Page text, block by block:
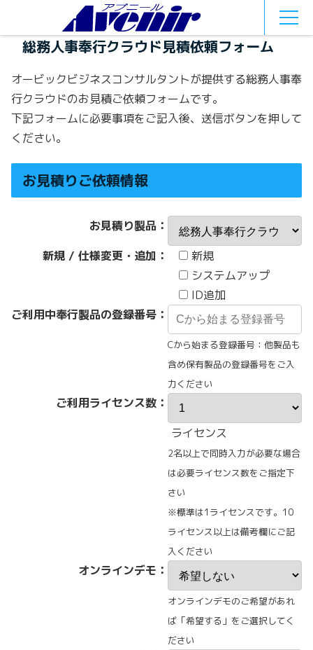
総務人事奉行クラウド見積依頼フォーム
オービックビジネスコンサルタントが提供する総務人事奉
行クラウドのお見積ご依頼フォームです。
下記フォームに必要事項をご記入後、送信ボタンを押して
ください。
お見積りご依頼情報
お見積り製品：
新規 / 仕様変更・追加：
新規
システムアップ
ID追加
ご利用中奉行製品の登録番号：
Cから始まる登録番号：他製品も
含め保有製品の登録番号をご入
力ください
ご利用ライセンス数：
ライセンス
2名以上で同時入力が必要な場合
は必要ライセンス数をご指定下
さい
※標準は1ライセンスです。10
ライセンス以上は備考欄にご記
入ください
オンラインデモ：
オンラインデモのご希望があれ
ば「希望する」をご選択してく
ださい
MEN